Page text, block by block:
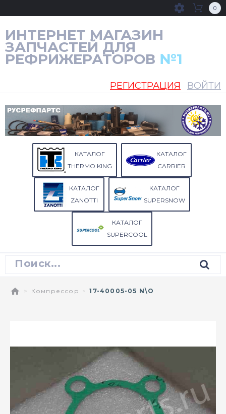
ИНТЕРНЕТ МАГАЗИН
ЗАПЧАСТЕЙ ДЛЯ
РЕФРИЖЕРАТОРОВ №1
0
РЕГИСТРАЦИЯ ВОЙТИ
КАТАЛОГ
THERMO KING
КАТАЛОГ
CARRIER
КАТАЛОГ
ZANOTTI
КАТАЛОГ
SUPERSNOW
КАТАЛОГ
SUPERCOOL
Компрессор 17-40005-05 N\O